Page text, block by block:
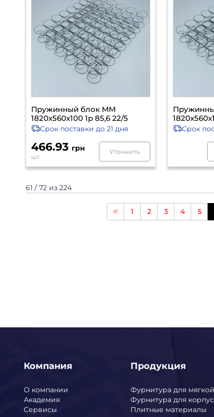
Пружинный блок ММ
1820х560х100 1р 85,6 22/5
Срок поставки до 21 дня
466.93 грн
шт
Уточнить
Срок
61 / 72 из 224
1 2 3 4 5
Компания
О компании
Академия
Сервисы
Продукция
Фурнитура для
Фурнитура для
Плитные материалы